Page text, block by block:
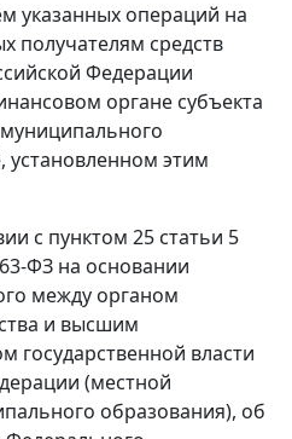
указанных операций на
получателям средств
Федерации
органе субъекта
установленном этим
с пунктом 25 статьи 5
ФЗ на основании
между органом
и высшим
государственной власти
(местной
образования), об